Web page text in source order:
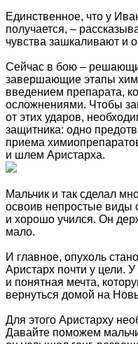
Единственное, что у
получается, –
чувства зашкаливают и
Сейчас в бою –
завершающие этапы
введением препарата,
осложнениями. Чтобы
от этих ударов,
защитника: одно
приема
и шлем Аристарха.
Мальчик и так сделал
освоив непростые виды
и хорошо учился. Он
мало.
И главное, опухоль
Аристарх почти у цели.
и понятная мечта,
вернуться домой на
Для этого Аристарху
Давайте поможем